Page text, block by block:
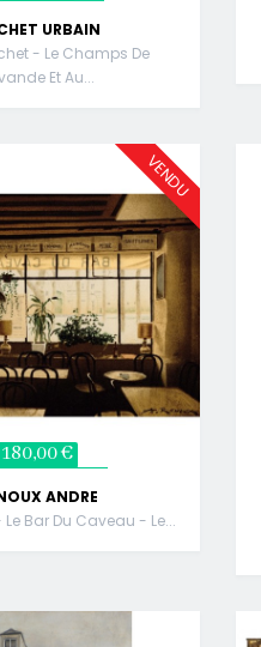
URBAIN
- Le Champs De
Et Au...
VENDU
180,00 €
ANDRE
Bar Du Caveau - Le...